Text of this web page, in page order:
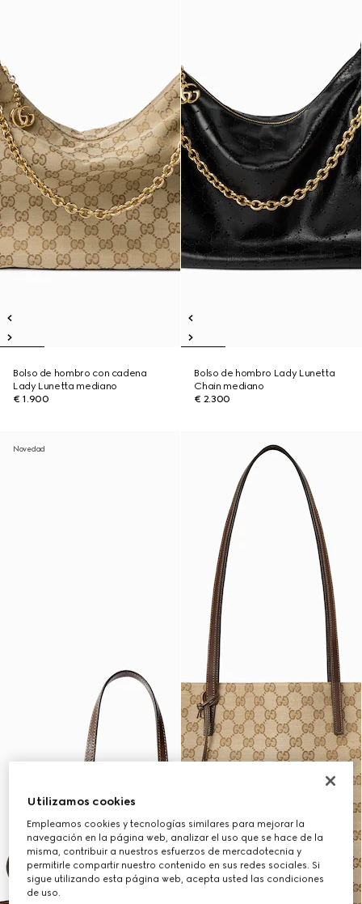
Bolso de hombro con cadena
Lady Lunetta mediano
€ 1.900
Bolso de hombro Lady Lunetta
Chain mediano
€ 2.300
Novedad
Utilizamos cookies
Empleamos cookies y tecnologías similares para mejorar la
navegación en la página web, analizar el uso que se hace de la
misma, contribuir a nuestros esfuerzos de mercadotecnia y
permitirle compartir nuestro contenido en sus redes sociales. Si
sigue utilizando esta página web, acepta usted las condiciones
de uso.